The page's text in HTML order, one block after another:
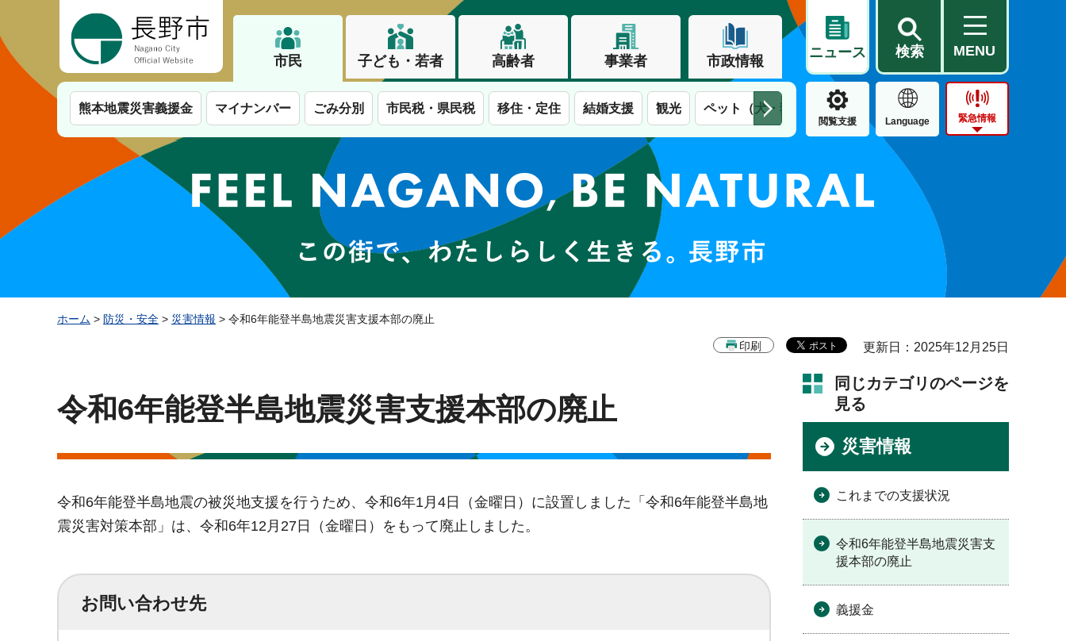
市民 子ども・若者 高齢者 事業者 市政情報
ニュース 検索 MENU
熊本地震災害義援金 マイナンバー ごみ分別 市民税・県民税 移住・定住 結婚支援 観光 ペット（犬・猫） 住民票・戸籍 公営住宅
閲覧支援 Language 緊急情報
この街で、わたしらしく生きる。長野市
ホーム > 防災・安全 > 災害情報 > 令和6年能登半島地震災害支援本部の廃止
印刷 更新日：2025年12月25日
令和6年能登半島地震災害支援本部の廃止
令和6年能登半島地震の被災地支援を行うため、令和6年1月4日（金曜日）に設置しました「令和6年能登半島地
震災害対策本部」は、令和6年12月27日（金曜日）をもって廃止しました。
お問い合わせ先
同じカテゴリのページを
見る
災害情報
これまでの支援状況
令和6年能登半島地震災害支
援本部の廃止
義援金